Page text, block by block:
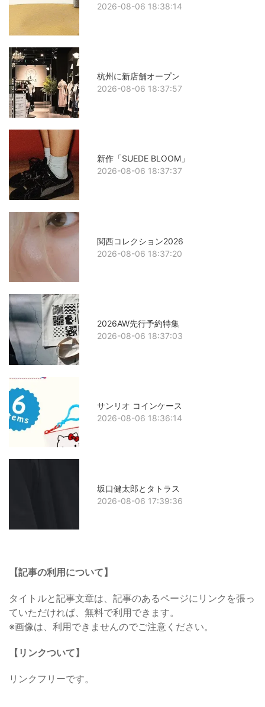
2026-08-06 18:38:14
杭州に新店舗オープン
2026-08-06 18:37:57
新作「SUEDE BLOOM」
2026-08-06 18:37:37
関西コレクション2026
2026-08-06 18:37:20
2026AW先行予約特集
2026-08-06 18:37:03
サンリオ コインケース
2026-08-06 18:36:14
坂口健太郎とタトラス
2026-08-06 17:39:36
【記事の利用について】
タイトルと記事文章は、記事のあるページにリンクを張っ
ていただければ、無料で利用できます。
※画像は、利用できませんのでご注意ください。
【リンクついて】
リンクフリーです。